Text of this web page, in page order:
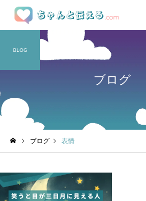
ブログ
BLOG
ブログ 表情